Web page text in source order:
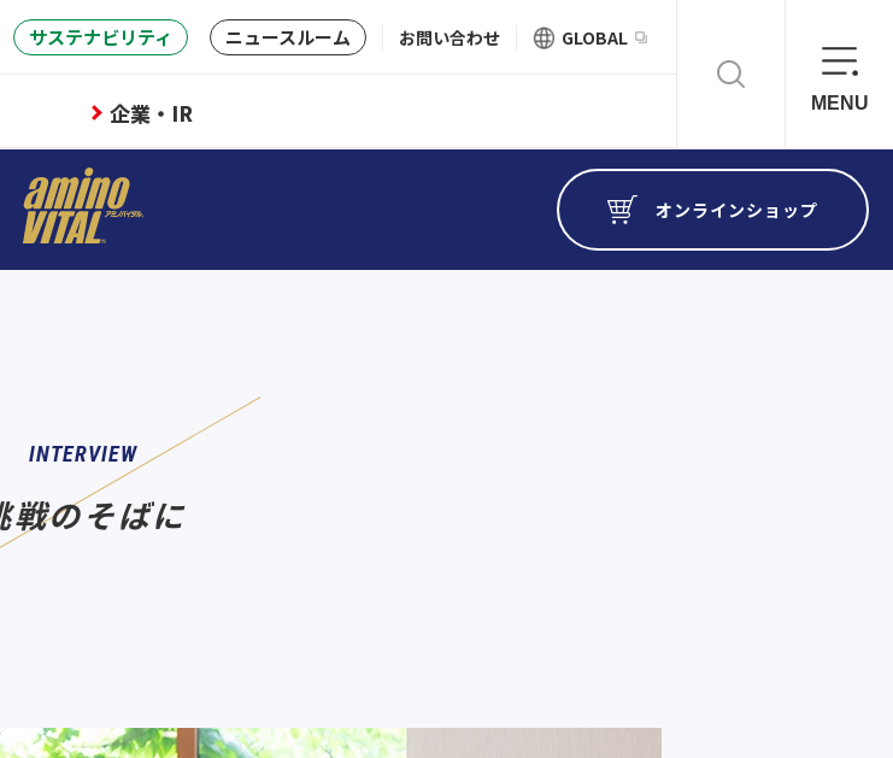
サステナビリティ ニュースルーム お問い合わせ GLOBAL
企業・IR MENU
オンラインショップ
INTERVIEW
戦のそばに